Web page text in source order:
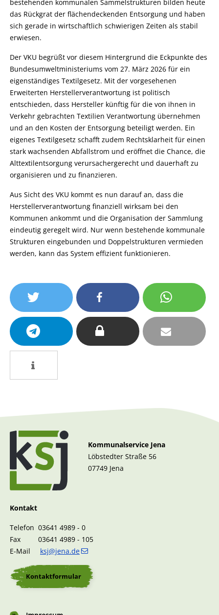
bestehenden kommunalen Sammelstrukturen bilden heute
das Rückgrat der flächendeckenden Entsorgung und haben
sich gerade in wirtschaftlich schwierigen Zeiten als stabil
erwiesen.
Der VKU begrüßt vor diesem Hintergrund die Eckpunkte des
Bundesumweltministeriums vom 27. März 2026 für ein
eigenständiges Textilgesetz. Mit der vorgesehenen
Erweiterten Herstellerverantwortung ist politisch
entschieden, dass Hersteller künftig für die von ihnen in
Verkehr gebrachten Textilien Verantwortung übernehmen
und an den Kosten der Entsorgung beteiligt werden. Ein
eigenes Textilgesetz schafft zudem Rechtsklarheit für einen
stark wachsenden Abfallstrom und eröffnet die Chance, die
Alttextilentsorgung verursachergerecht und dauerhaft zu
organisieren und zu finanzieren.
Aus Sicht des VKU kommt es nun darauf an, dass die
Herstellerverantwortung finanziell wirksam bei den
Kommunen ankommt und die Organisation der Sammlung
eindeutig geregelt wird. Nur wenn bestehende kommunale
Strukturen eingebunden und Doppelstrukturen vermieden
werden, kann das System effizient funktionieren.
Kommunalservice Jena
Löbstedter Straße 56
07749 Jena
Kontakt
Telefon 03641 4989 - 0
Fax 03641 4989 - 105
E-Mail ksj@jena.de
Kontaktformular
Fußzeile